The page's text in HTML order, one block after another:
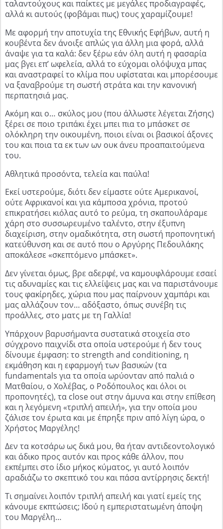
ταλαντούχους και παίκτες με μεγάλες προδιαγραφές,
αλλά κι αυτούς (φοβάμαι πως) τους χαραμίζουμε!
Με αφορμή την αποτυχία της Εθνικής Εφήβων, αυτή η
κουβέντα δεν άνοιξε απλώς για άλλη μια φορά, αλλά
άναψε για τα καλά: δεν ξέρω εάν όλη αυτή η φασαρία
μας βγει επ’ ωφελεία, αλλά το εύχομαι ολόψυχα μπας
και αναστραφεί το κλίμα που υφίσταται και μπορέσουμε
να ξαναβρούμε τη σωστή στράτα και την κανονική
περπατησιά μας.
Ακόμη και ο… σκύλος μου (που άλλωστε λέγεται Ζήσης)
ξέρει σε ποιο τριπάκι έχει μπει πια το μπάσκετ σε
ολόκληρη την οικουμένη, ποιοι είναι οι βασικοί άξονες
του και ποια τα εκ των ων ουκ άνευ προαπαιτούμενα
του.
Αθλητικά προσόντα, τελεία και παύλα!
Εκεί υστερούμε, διότι δεν είμαστε ούτε Αμερικανοί,
ούτε Αφρικανοί και για κάμποσα χρόνια, προτού
επικρατήσει κιόλας αυτό το ρεύμα, τη σκαπουλάραμε
χάρη στο συσσωρευμένο ταλέντο, στην έξυπνη
διαχείριση, στην ομαδικότητα, στη σωστή προπονητική
κατεύθυνση και σε αυτό που ο Αργύρης Πεδουλάκης
αποκάλεσε «σκεπτόμενο μπάσκετ».
Δεν γίνεται όμως, βρε αδερφέ, να καμουφλάρουμε εσαεί
τις αδυναμίες και τις ελλείψεις μας και να παριστάνουμε
τους φακίρηδες, χώρια που μας παίρνουν χαμπάρι και
μας αλλάζουν τον… αδόξαστο, όπως συνέβη τις
προάλλες, στο ματς με τη Γαλλία!
Υπάρχουν βαρυσήμαντα συστατικά στοιχεία στο
σύγχρονο παιχνίδι στα οποία υστερούμε ή δεν τους
δίνουμε έμφαση: το strength and conditioning, η
εκμάθηση και η εφαρμογή των βασικών (τα
fundamentals για τα οποία ωρύονταν από παλιά ο
Ματθαίου, ο Χολέβας, ο Ροδόπουλος και όλοι οι
προπονητές), τα close out στην άμυνα και στην επίθεση
και η λεγόμενη «τριπλή απειλή», για την οποία μου
ζάλισε τον έρωτα και με έπρηξε πριν από λίγη ώρα, ο
Χρήστος Μαργέλης!
Δεν τα κοτσάρω ως δικά μου, θα ήταν αντιδεοντολογικό
και άδικο προς αυτόν και προς κάθε άλλον, που
εκπέμπει στο ίδιο μήκος κύματος, γι αυτό λοιπόν
αραδιάζω το σκεπτικό του και πάσα αντίρρησις δεκτή!
Τι σημαίνει λοιπόν τριπλή απειλή και γιατί εμείς της
κάνουμε εκπτώσεις; Ιδού η εμπεριστατωμένη άποψη
του Μαργέλη…